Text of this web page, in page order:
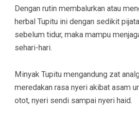
Dengan rutin membalurkan atau
herbal Tupitu ini dengan sedikit
sebelum tidur, maka mampu
sehari-hari.
Minyak Tupitu mengandung zat
meredakan rasa nyeri akibat asam
otot, nyeri sendi sampai nyeri haid.